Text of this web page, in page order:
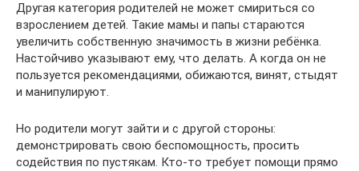
Другая категория родителей не может смириться со
взрослением детей. Такие мамы и папы стараются
увеличить собственную значимость в жизни ребёнка.
Настойчиво указывают ему, что делать. А когда он не
пользуется рекомендациями, обижаются, винят, стыдят
и манипулируют.
Но родители могут зайти и с другой стороны:
демонстрировать свою беспомощность, просить
содействия по пустякам. Кто‑то требует помощи прямо